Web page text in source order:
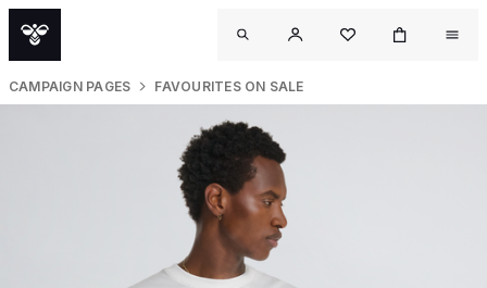
CAMPAIGN PAGES FAVOURITES ON SALE